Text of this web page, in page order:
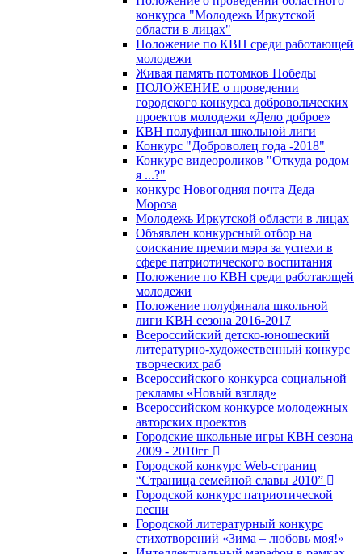
конкурса "Молодежь Иркутской
области в лицах"
Положение по КВН среди работающей
молодежи
Живая память потомков Победы
ПОЛОЖЕНИЕ о проведении
городского конкурса добровольческих
проектов молодежи «Дело доброе»
КВН полуфинал школьной лиги
Конкурс "Доброволец года -2018"
Конкурс видеороликов "Откуда родом
я ...?"
конкурс Новогодняя почта Деда
Мороза
Молодежь Иркутской области в лицах
Объявлен конкурсный отбор на
соискание премии мэра за успехи в
сфере патриотического воспитания
Положение по КВН среди работающей
молодежи
Положение полуфинала школьной
лиги КВН сезона 2016-2017
Всероссийский детско-юношеский
литературно-художественный конкурс
творческих раб
Всероссийского конкурса социальной
рекламы «Новый взгляд»
Всероссийском конкурсе молодежных
авторских проектов
Городские школьные игры КВН сезона
2009 - 2010гг
Городской конкурс Web-страниц
“Страница семейной славы 2010”
Городской конкурс патриотической
песни
Городской литературный конкурс
стихотворений «Зима – любовь моя!»